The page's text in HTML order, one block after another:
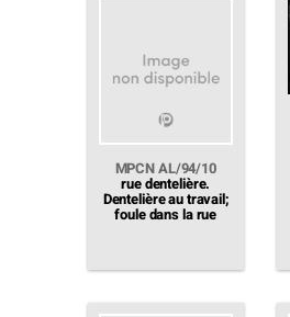
MPCN AL/94/10
rue dentelière.
Dentelière au travail;
foule dans la rue